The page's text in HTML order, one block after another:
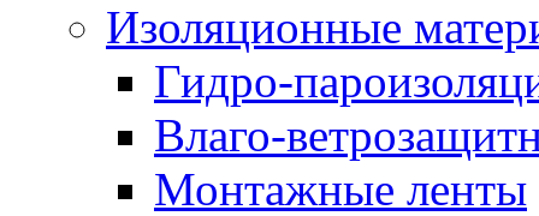
Изоляционные
Гидро-
Влаго-
Монтажные ленты